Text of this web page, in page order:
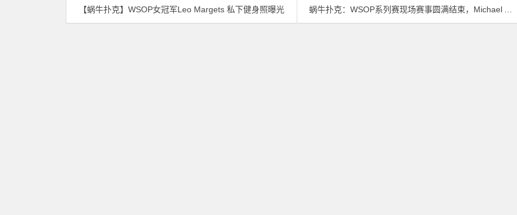
【蜗牛扑克】WSOP女冠军Leo Margets 私下健身照曝光
蜗牛扑克：WSOP系列赛现场赛事圆满结束，Michael Addamo搭上末班车再获金手链！